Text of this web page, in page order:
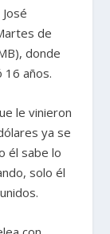
de
donde
16 años.
le vinieron
ya se
él sabe lo
solo él